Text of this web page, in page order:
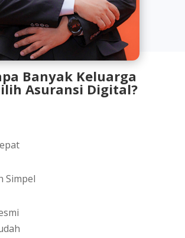
Banyak Keluarga
Asuransi Digital?
Simpel